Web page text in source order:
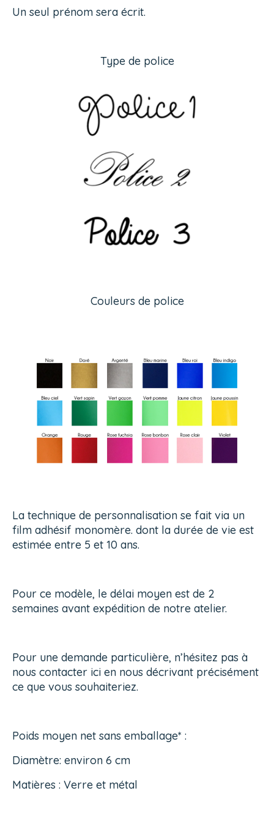
Un seul prénom sera écrit.
Type de police
Couleurs de police
La technique de personnalisation se fait via un
film adhésif monomère. dont la durée de vie est
estimée entre 5 et 10 ans.
Pour ce modèle, le délai moyen est de 2
semaines avant expédition de notre atelier.
Pour une demande particulière, n’hésitez pas à
nous contacter ici en nous décrivant précisément
ce que vous souhaiteriez.
Poids moyen net sans emballage* :
Diamètre: environ 6 cm
Matières : Verre et métal